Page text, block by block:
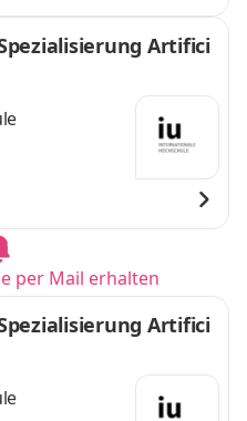
Artifici
per Mail erhalten
Artifici